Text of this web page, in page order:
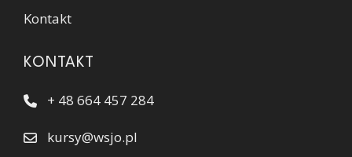
Kontakt
KONTAKT
+ 48 664 457 284
kursy@wsjo.pl